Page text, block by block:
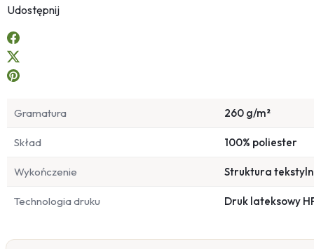
Udostępnij
Gramatura 260 g/m²
Skład 100% poliester
Wykończenie Struktura
Technologia druku Druk lateksowy